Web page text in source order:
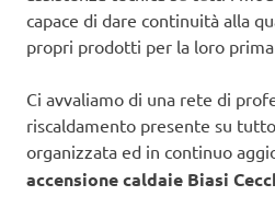
capace di dare continuità alla
propri prodotti per la loro prima
Ci avvaliamo di una rete di
riscaldamento presente su
organizzata ed in continuo
accensione caldaie Biasi